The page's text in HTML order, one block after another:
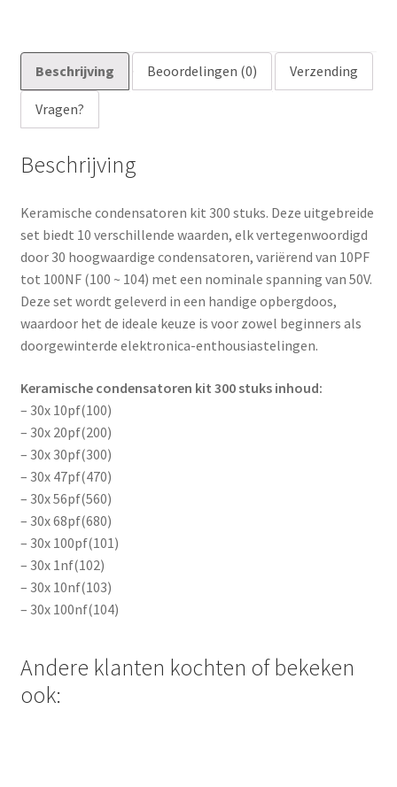
Beschrijving Beoordelingen (0) Verzending
Vragen?
Beschrijving
Keramische condensatoren kit 300 stuks. Deze uitgebreide
set biedt 10 verschillende waarden, elk vertegenwoordigd
door 30 hoogwaardige condensatoren, variërend van 10PF
tot 100NF (100 ~ 104) met een nominale spanning van 50V.
Deze set wordt geleverd in een handige opbergdoos,
waardoor het de ideale keuze is voor zowel beginners als
doorgewinterde elektronica-enthousiastelingen.
Keramische condensatoren kit 300 stuks inhoud:
– 30x 10pf(100)
– 30x 20pf(200)
– 30x 30pf(300)
– 30x 47pf(470)
– 30x 56pf(560)
– 30x 68pf(680)
– 30x 100pf(101)
– 30x 1nf(102)
– 30x 10nf(103)
– 30x 100nf(104)
Andere klanten kochten of bekeken
ook: